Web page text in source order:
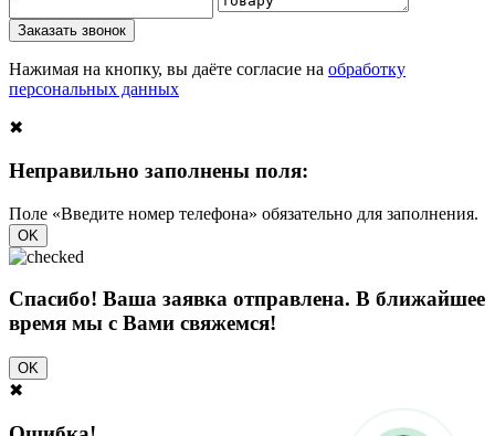
Заказать звонок
Нажимая на кнопку, вы даёте согласие на обработку
персональных данных
✖
Неправильно заполнены поля:
Поле «Введите номер телефона» обязательно для заполнения.
OK
Спасибо! Ваша заявка отправлена. В ближайшее
время мы с Вами свяжемся!
OK
✖